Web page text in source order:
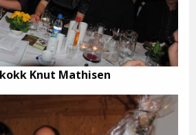
Knut Mathisen